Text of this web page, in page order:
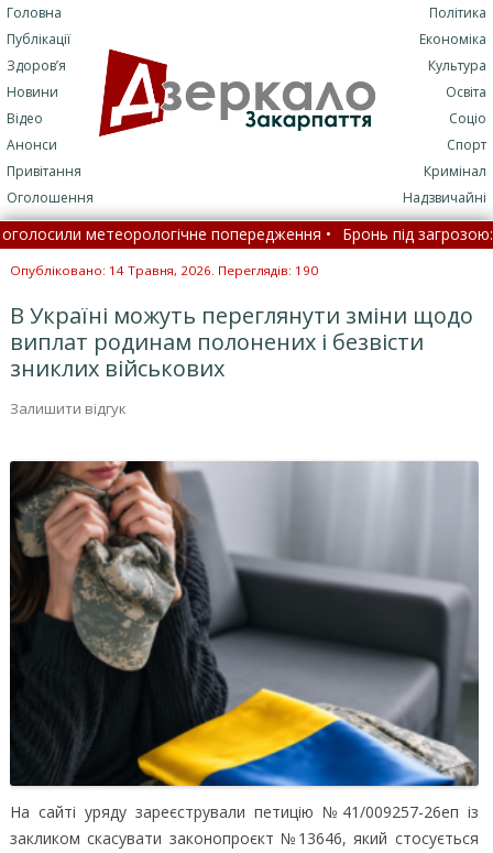
Головна
Публікації
Здоров’я
Новини
Відео
Анонси
Привітання
Оголошення
Політика
Економіка
Культура
Освіта
Соціо
Спорт
Кримінал
Надзвичайні
метеорологічне попередження • Бронь під загрозою: хто
середньої освіти: що це означає •
Опубліковано: 14 Травня, 2026. Переглядів: 190
В Україні можуть переглянути зміни щодо
виплат родинам полонених і безвісти
зниклих військових
Залишити відгук
На сайті уряду зареєстрували петицію №41/009257-26еп із
закликом скасувати законопроєкт №13646, який стосується